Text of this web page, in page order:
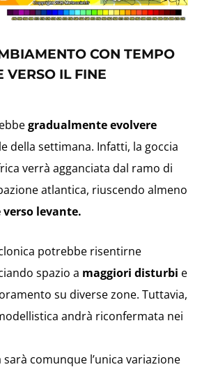
CON TEMPO
VERSO IL FINE
gradualmente evolvere
della settimana. Infatti, la goccia
verrà agganciata dal ramo di
atlantica, riuscendo almeno
levante.
potrebbe risentirne
spazio a maggiori disturbi e
su diverse zone. Tuttavia,
andrà riconfermata nei
comunque l’unica variazione